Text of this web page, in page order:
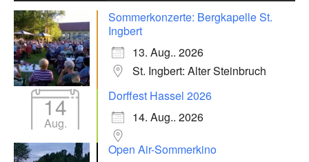
Sommerkonzerte: Bergkapelle St.
Ingbert
13. Aug.. 2026
St. Ingbert: Alter Steinbruch
14
Aug.
Dorffest Hassel 2026
14. Aug.. 2026
Open Air-Sommerkino